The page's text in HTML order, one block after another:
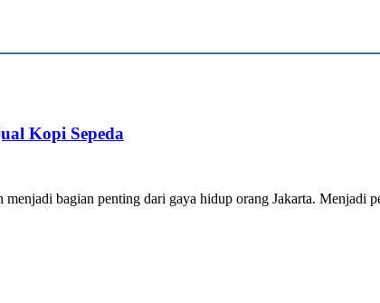
Kopi Sepeda
bagian penting dari gaya hidup orang Jakarta.